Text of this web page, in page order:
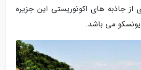
جاذبه های اکوتوریستی این جزیره
می باشد.